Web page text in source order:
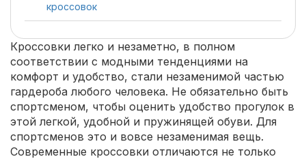
кроссовок
Кроссовки легко и незаметно, в полном
соответствии с модными тенденциями на
комфорт и удобство, стали незаменимой частью
гардероба любого человека. Не обязательно быть
спортсменом, чтобы оценить удобство прогулок в
этой легкой, удобной и пружинящей обуви. Для
спортсменов это и вовсе незаменимая вещь.
Современные кроссовки отличаются не только